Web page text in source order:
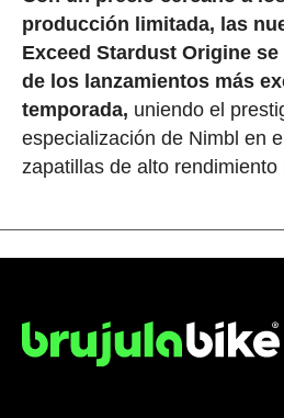
producción limitada, las
Exceed Stardust Origine
de los lanzamientos más
temporada, uniendo el
especialización de Nimbl en
zapatillas de alto